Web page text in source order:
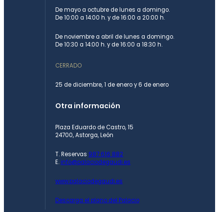
De mayo a octubre de lunes a domingo.
De 10:00 a 14:00 h. y de 16:00 a 20:00 h.
De noviembre a abril de lunes a domingo.
De 10:30 a 14:00 h. y de 16:00 a 18:30 h.
CERRADO
25 de diciembre, 1 de enero y 6 de enero
Otra información
Plaza Eduardo de Castro, 15
24700, Astorga, León
T. Reservas 987 616 882
E. info@palaciodegaudi.es
www.palaciodegaudi.es
Descarga el plano del Palacio